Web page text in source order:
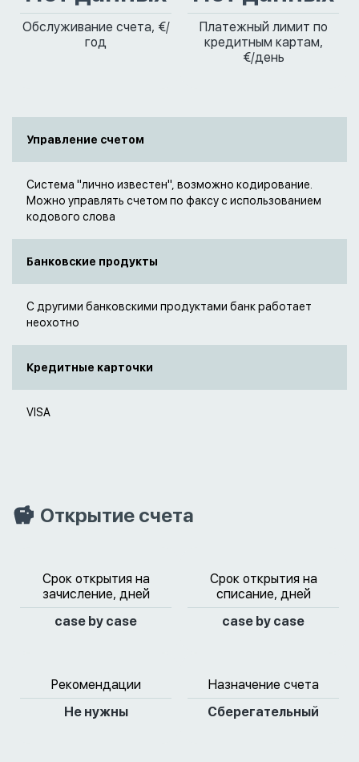
Обслуживание счета, €/
год
Платежный лимит по
кредитным картам,
€/день
Управление счетом
Система "лично известен", возможно кодирование.
Можно управлять счетом по факсу с использованием
кодового слова
Банковские продукты
С другими банковскими продуктами банк работает
неохотно
Кредитные карточки
VISA
Открытие счета
Срок открытия на
зачисление, дней
case by case
Срок открытия на
списание, дней
case by case
Рекомендации
Не нужны
Назначение счета
Сберегательный